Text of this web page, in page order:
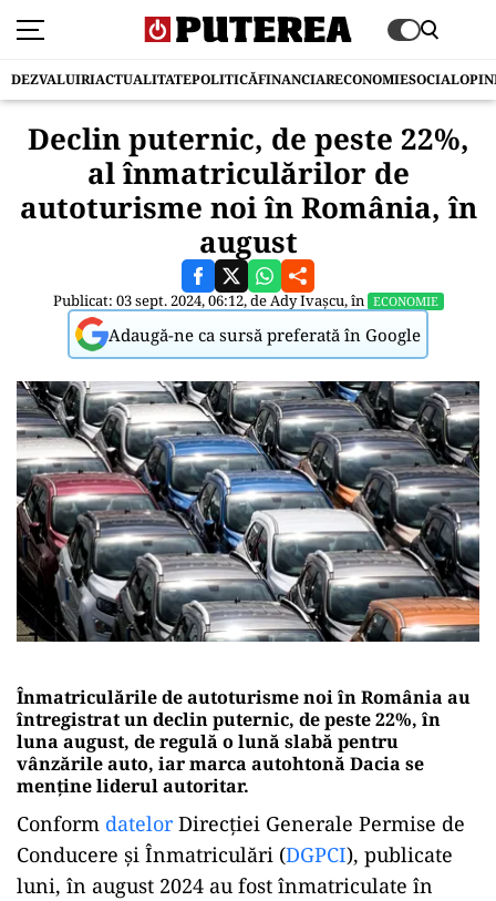
DEZVALUIRIACTUALITATEPOLITICĂFINANCIARECONOMIESOCIAL
Declin puternic, de peste 22%,
al înmatriculărilor de
autoturisme noi în România, în
august
Publicat: 03 sept. 2024, 06:12, deAdy Ivașcu, în ECONOMIE
Adaugă-ne ca sursă preferată în Google
Înmatriculările de autoturisme noi în România au
întregistrat un declin puternic, de peste 22%, în
luna august, de regulă o lună slabă pentru
vânzările auto, iar marca autohtonă Dacia se
menţine liderul autoritar.
Conform datelorDirecției Generale Permise de
Conducere și Înmatriculări (DGPCI), publicate
luni, în august 2024 au fost înmatriculate în